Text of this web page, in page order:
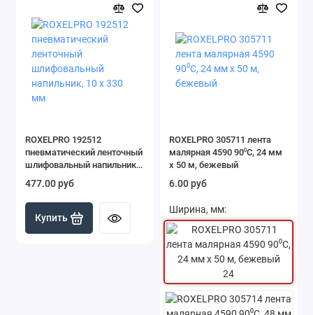
ROXELPRO 192512
пневматический ленточный
шлифовальный напильник,
10 х 330 мм
477.00 руб
Купить
ROXELPRO 305711 лента
малярная 4590 90⁰С, 24 мм
х 50 м, бежевый
6.00 руб
Ширина, мм:
24